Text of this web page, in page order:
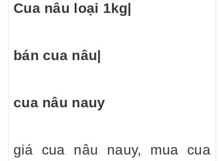
Cua nâu loại 1kg|
bán cua nâu|
cua nâu nauy
giá cua nâu nauy, mua cua